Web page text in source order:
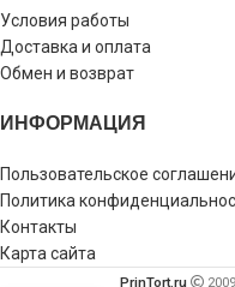
Условия работы
Доставка и оплата
Обмен и возврат
ИНФОРМАЦИЯ
Пользовательское
Политика
Контакты
Карта сайта
PrinTort.ru